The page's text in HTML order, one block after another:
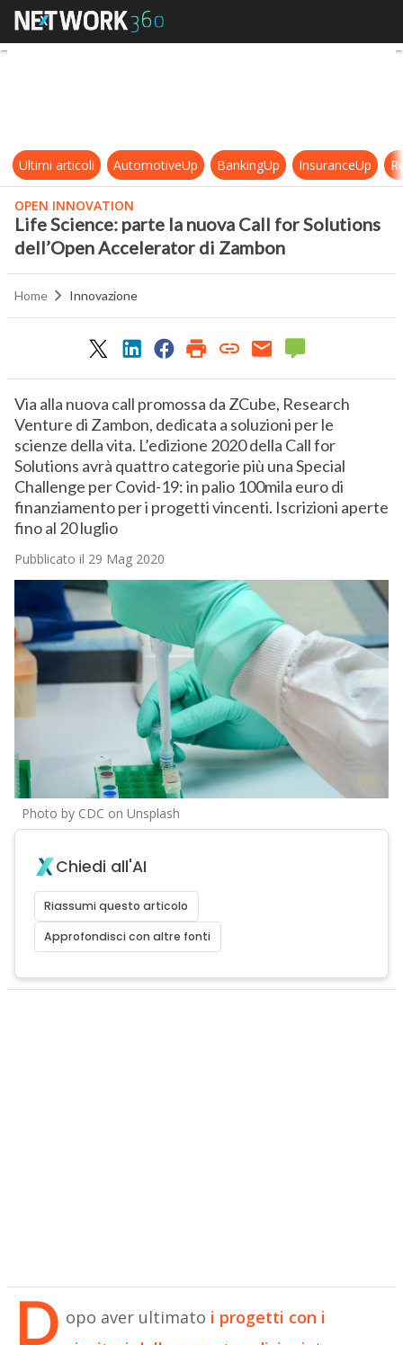
Life Science: parte la nuova Call
Ultimi articoli AutomotiveUp BankingUp InsuranceUp
OPEN INNOVATION
Life Science: parte la nuova Call for Solutions
dell’Open Accelerator di Zambon
Home Innovazione
Via alla nuova call promossa da ZCube, Research
Venture di Zambon, dedicata a soluzioni per le
scienze della vita. L’edizione 2020 della Call for
Solutions avrà quattro categorie più una Special
Challenge per Covid-19: in palio 100mila euro di
finanziamento per i progetti vincenti. Iscrizioni aperte
fino al 20 luglio
Pubblicato il 29 Mag 2020
Photo by CDC on Unsplash
Chiedi all'AI
Riassumi questo articolo
Approfondisci con altre fonti
D opo aver ultimato i progetti con i